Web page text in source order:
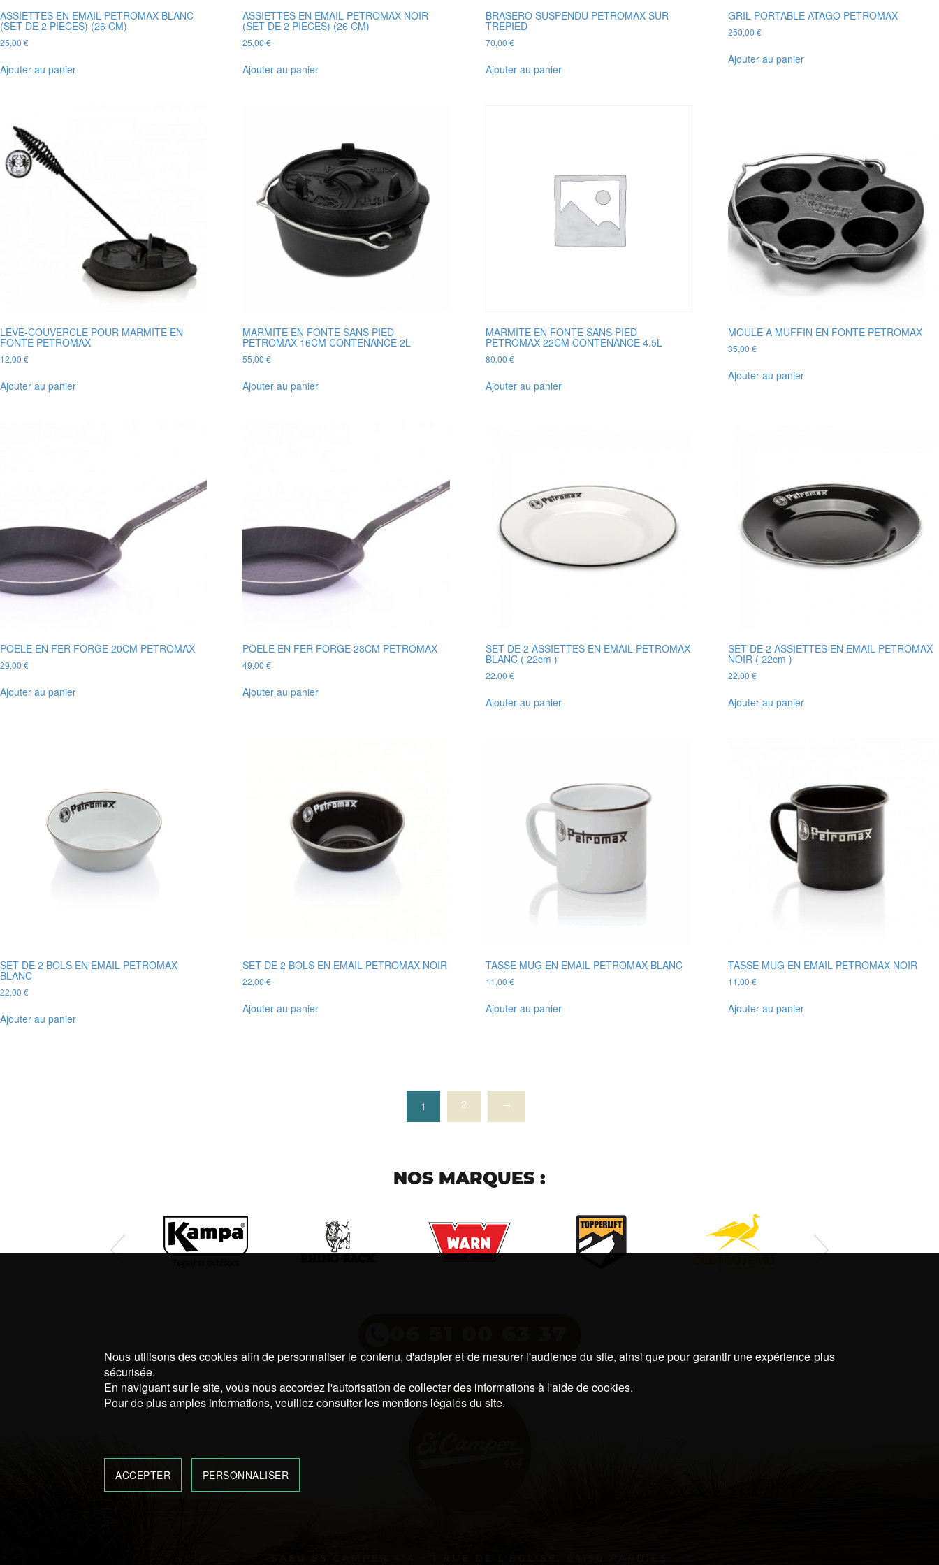
ASSIETTES EN EMAIL PETROMAX BLANC
(SET DE 2 PIECES) (26 CM)
25,00 €
Ajouter au panier
ASSIETTES EN EMAIL PETROMAX NOIR
(SET DE 2 PIECES) (26 CM)
25,00€
Ajouter au panier
BRASERO SUSPENDU PETROMAX SUR
TREPIED
70,00 €
Ajouter au panier
GRIL PORTABLE ATAGO PETROMAX
250,00€
Ajouter au panier
LEVE-COUVERCLE POUR MARMITE EN
FONTE PETROMAX
12,00 €
Ajouter au panier
MARMITE EN FONTE SANS PIED
PETROMAX 16CM CONTENANCE 2L
55,00€
Ajouter au panier
MARMITE EN FONTE SANS PIED
PETROMAX 22CM CONTENANCE 4.5L
80,00 €
Ajouter au panier
MOULE A MUFFIN EN FONTE PETROMAX
35,00€
Ajouter au panier
POELE EN FER FORGE 20CM PETROMAX
29,00 €
Ajouter au panier
POELE EN FER FORGE 28CM PETROMAX
49,00€
Ajouter au panier
SET DE 2 ASSIETTES EN EMAIL PETROMAX
BLANC ( 22cm )
22,00 €
Ajouter au panier
SET DE 2 ASSIETTES EN EMAIL PETROMAX
NOIR ( 22cm )
22,00€
Ajouter au panier
SET DE 2 BOLS EN EMAIL PETROMAX
BLANC
22,00 €
Ajouter au panier
SET DE 2 BOLS EN EMAIL PETROMAX NOIR
22,00€
Ajouter au panier
TASSE MUG EN EMAIL PETROMAX BLANC
11,00 €
Ajouter au panier
TASSE MUG EN EMAIL PETROMAX NOIR
11,00€
Ajouter au panier
1 2 →
NOS MARQUES :
Nous utilisons des cookies afin de personnaliser le contenu, d'adapter et de mesurer l'audience du site, ainsi que pour garantir une expérience plus
sécurisée.
En naviguant sur le site, vous nous accordez l'autorisation de collecter des informations à l'aide de cookies.
Pour de plus amples informations, veuillez consulter les mentions légales du site.
ACCEPTER PERSONNALISER